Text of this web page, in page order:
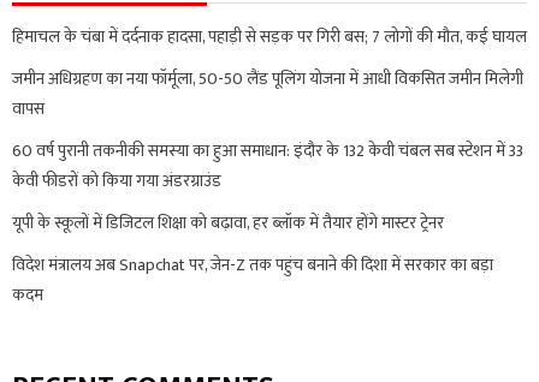
हिमाचल के चंबा में दर्दनाक हादसा, पहाड़ी से सड़क पर गिरी बस; 7 लोगों की मौत, कई घायल
जमीन अधिग्रहण का नया फॉर्मूला, 50-50 लैंड पूलिंग योजना में आधी विकसित जमीन मिलेगी
वापस
60 वर्ष पुरानी तकनीकी समस्या का हुआ समाधान: इंदौर के 132 केवी चंबल सब स्टेशन में 33
केवी फीडरों को किया गया अंडरग्राउंड
यूपी के स्कूलों में डिजिटल शिक्षा को बढ़ावा, हर ब्लॉक में तैयार होंगे मास्टर ट्रेनर
विदेश मंत्रालय अब Snapchat पर, जेन-Z तक पहुंच बनाने की दिशा में सरकार का बड़ा
कदम